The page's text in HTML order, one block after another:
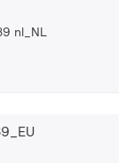
nl_NL